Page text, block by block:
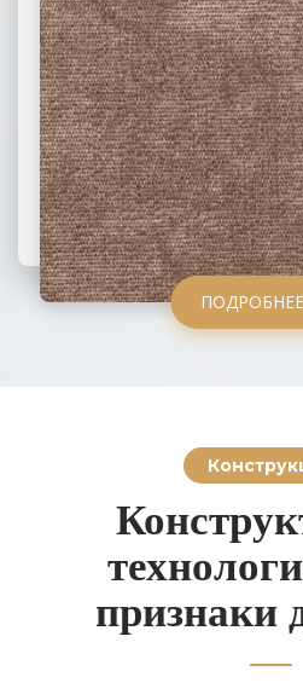
ПОДРОБНЕЕ
ПОДРОБНЕЕ
признаки